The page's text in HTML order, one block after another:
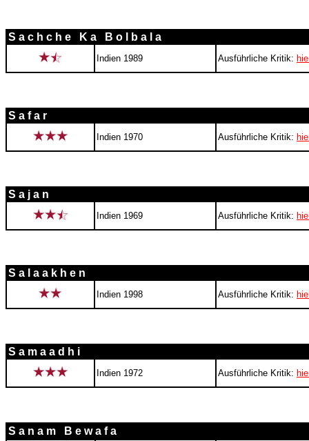
S a c h c h e K a B o l b a l a
Indien 1989 Ausführliche Kritik:
S a f a r
Indien 1970 Ausführliche Kritik:
S a j a n
Indien 1969 Ausführliche Kritik:
S a l a a k h e n
Indien 1998 Ausführliche Kritik:
S a m a a d h i
Indien 1972 Ausführliche Kritik:
S a n a m B e w a f a